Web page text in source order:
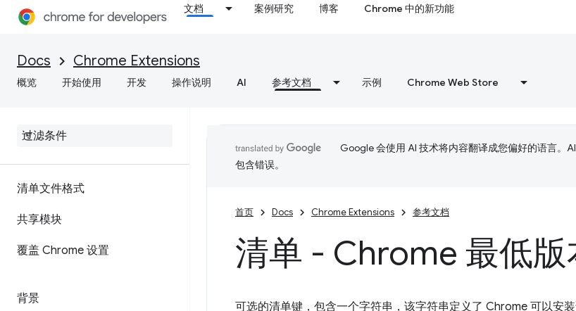
文档 案例研究 博客 Chrome 中的新功能
Docs Chrome Extensions
概览 开始使用 开发 操作说明 AI 参考文档 示例 Chrome Web Store
清单文件格式
共享模块
覆盖 Chrome 设置
背景
Google 会使用 AI 技术将内容翻译成您偏好的语言。
包含错误。
首页 Docs Chrome Extensions 参考文档
清单 - Chrome 最低版
可选的清单键，包含一个字符串，该字符串定义了 Chrome 可以安